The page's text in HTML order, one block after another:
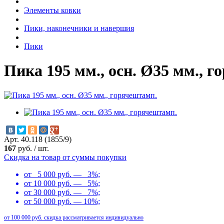
Элементы ковки
Пики, наконечники и навершия
Пики
Пика 195 мм., осн. Ø35 мм.,
Арт. 40.118 (1855/9)
167 руб. /шт.
Скидка на товар от суммы покупки
от 5 000 руб. — 3%;
от 10 000 руб. — 5%;
от 30 000 руб. — 7%;
от 50 000 руб. — 10%;
от 100 000 руб. скидка рассматривается индивидуально